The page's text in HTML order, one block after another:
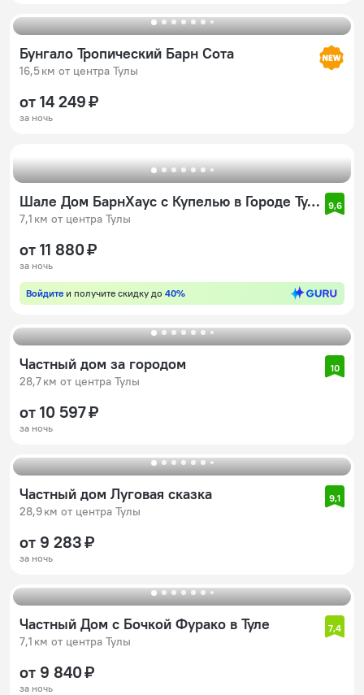
Бунгало Тропический Барн Сота
16,5 км от центра Тулы
от 14 249 ₽
за ночь
Шале Дом БарнХаус с Купелью в Городе Тула с Видом на Озеро
7,1 км от центра Тулы
9,6
от 11 880 ₽
за ночь
Войдите и получите скидку до 40%
Частный дом за городом
28,7 км от центра Тулы
10
от 10 597 ₽
за ночь
Частный дом Луговая сказка
28,9 км от центра Тулы
9,1
от 9 283 ₽
за ночь
Частный Дом с Бочкой Фурако в Туле
7,1 км от центра Тулы
7,4
от 9 840 ₽
за ночь